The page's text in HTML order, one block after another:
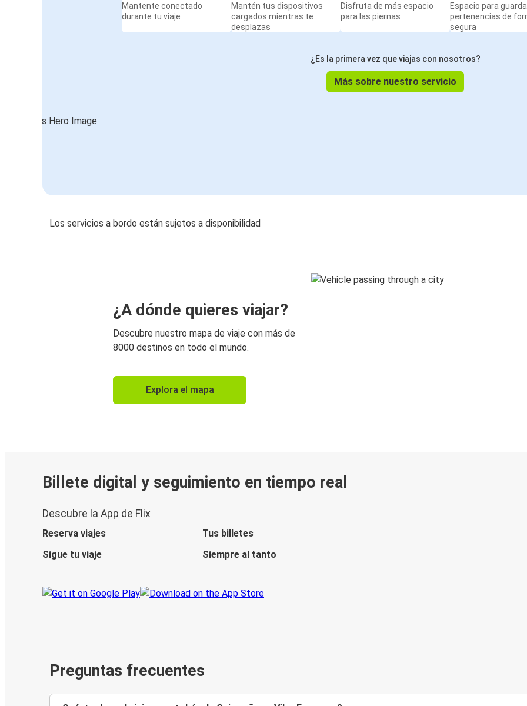
Mantente conectado
durante tu viaje
Mantén tus dispositivos
cargados mientras te
desplazas
Disfruta de más espacio
para las piernas
Espacio para
pertenencias de
segura
¿Es la primera vez que viajas con nosotros?
Más sobre nuestro servicio
Los servicios a bordo están sujetos a disponibilidad
¿A dónde quieres viajar?
Descubre nuestro mapa de viaje con más de
8000 destinos en todo el mundo.
Explora el mapa
Billete digital y seguimiento en tiempo real
Descubre la App de Flix
Reserva viajes
Tus billetes
Sigue tu viaje
Siempre al tanto
Preguntas frecuentes